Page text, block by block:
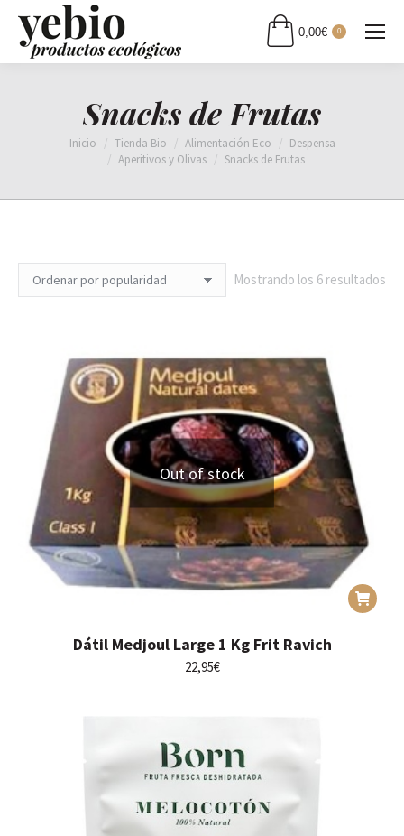
0,00€ 0
Snacks de Frutas
Estás aquí:Inicio Tienda Bio Alimentación Eco
Despensa
Aperitivos y Olivas
Snacks de Frutas
Mostrando los 6 resultados
Out of stock
Dátil Medjoul Large 1 Kg Frit Ravich
22,95€